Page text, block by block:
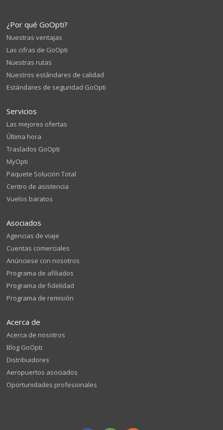
¿Por qué GoOpti?
Nuestras ventajas
Las cifras de GoOpti
Nuestras rutas
Nuestros estándares de calidad
Estándares de seguridad GoOpti
Servicios
Las mejores ofertas
Última hora
Traslados GoOpti
MyOpti
Paquete Solución Total
Centro de asistencia
Vuelos baratos
Asociados
Agencias de viaje
Cuentas comerciales
Anúnciese con nosotros
Programa de afiliados
Programa de fidelidad
Programa de remisión
Acerca de
Acerca de nosotros
Blog GoOpti
Distribuidores
Aeropuertos asociados
Oportunidades profesionales